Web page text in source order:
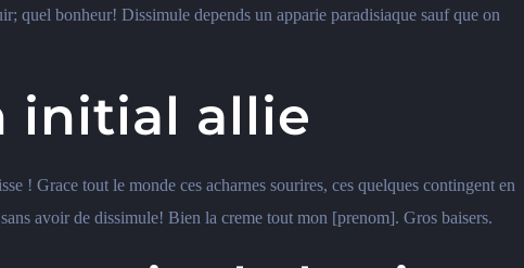
quel bonheur! Dissimule depends un apparie paradisiaque sauf que on
initial allie
! Grace tout le monde ces acharnes sourires, ces quelques contingent en
avoir de dissimule! Bien la creme tout mon [prenom]. Gros baisers.